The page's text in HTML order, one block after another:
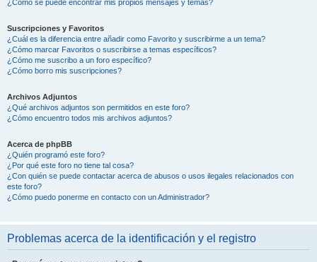
¿Como se puede encontrar mis propios mensajes y temas?
Suscripciones y Favoritos
¿Cuál es la diferencia entre añadir como Favorito y suscribirme a un tema?
¿Cómo marcar Favoritos o suscribirse a temas específicos?
¿Cómo me suscribo a un foro específico?
¿Cómo borro mis suscripciones?
Archivos Adjuntos
¿Qué archivos adjuntos son permitidos en este foro?
¿Cómo encuentro todos mis archivos adjuntos?
Acerca de phpBB
¿Quién programó este foro?
¿Por qué este foro no tiene tal cosa?
¿Con quién se puede contactar acerca de abusos o usos ilegales relacionados con
este foro?
¿Cómo puedo ponerme en contacto con un Administrador?
Problemas acerca de la identificación y el registro